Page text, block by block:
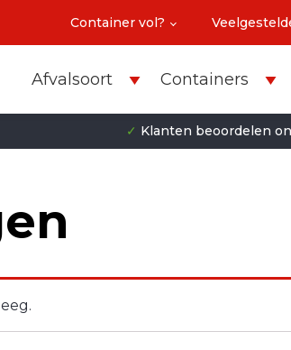
Container vol?
Afvalsoort Containers
✓ Klanten beoordelen